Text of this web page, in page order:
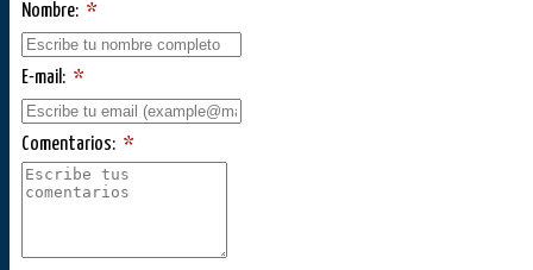
Nombre: *
E-mail: *
Comentarios: *